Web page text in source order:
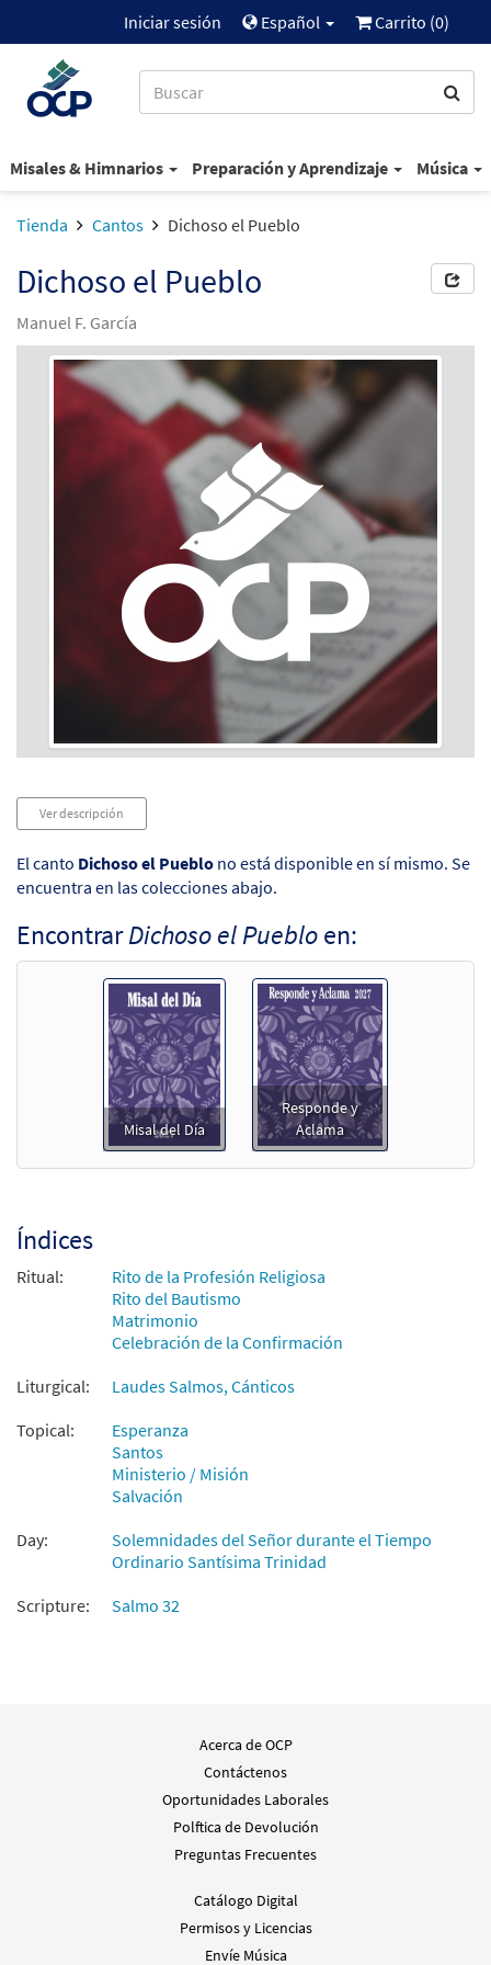
Iniciar sesión Español Carrito (0)
Misales & Himnarios Preparación y Aprendizaje Música
Tienda Cantos Dichoso el Pueblo
Dichoso el Pueblo
Manuel F. García
Ver descripción
El canto Dichoso el Pueblo no está disponible en sí mismo. Se
encuentra en las colecciones abajo.
EncontrarDichoso el Puebloen:
Misal del Día
Responde y
Aclama
Índices
Ritual:
Rito de la Profesión Religiosa
Rito del Bautismo
Matrimonio
Celebración de la Confirmación
Liturgical:
Laudes Salmos, Cánticos
Topical:
Esperanza
Santos
Ministerio / Misión
Salvación
Day:
Solemnidades del Señor durante el Tiempo
Ordinario Santísima Trinidad
Scripture:
Salmo 32
Acerca de OCP
Contáctenos
Oportunidades Laborales
Polftica de Devolución
Preguntas Frecuentes
Catálogo Digital
Permisos y Licencias
Envíe Música